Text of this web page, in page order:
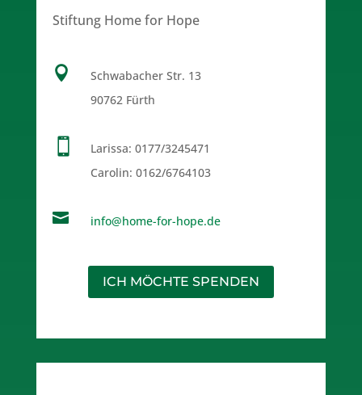
Stiftung Home for Hope

Schwabacher Str. 13
90762 Fürth
 Larissa: 0177/3245471
Carolin: 0162/6764103
 info@home-for-hope.de
ICH MÖCHTE SPENDEN